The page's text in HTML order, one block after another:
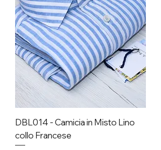
DBL014 - Camicia in Misto Lino
collo Francese